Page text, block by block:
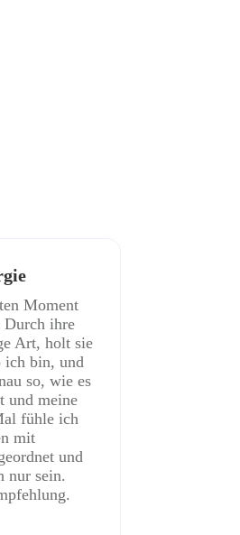
Moment
ihre
Art, holt sie
ich bin, und
so, wie es
und meine
fühle ich
mit
und
nur sein.